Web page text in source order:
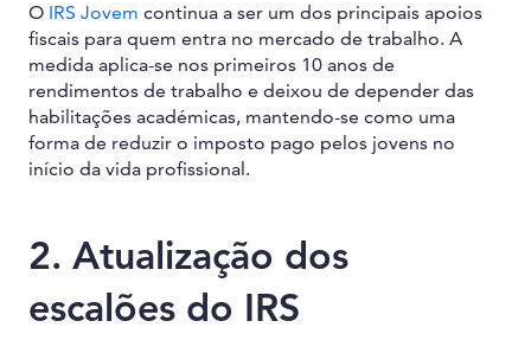
O IRS Jovem continua a ser um dos principais apoios
fiscais para quem entra no mercado de trabalho. A
medida aplica-se nos primeiros 10 anos de
rendimentos de trabalho e deixou de depender das
habilitações académicas, mantendo-se como uma
forma de reduzir o imposto pago pelos jovens no
início da vida profissional.
2. Atualização dos
escalões do IRS